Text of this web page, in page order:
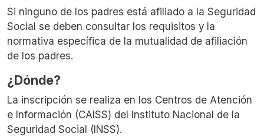
Si ninguno de los padres está afiliado a la Seguridad
Social se deben consultar los requisitos y la
normativa específica de la mutualidad de afiliación
de los padres.
¿Dónde?
La inscripción se realiza en los Centros de Atención
e Información (CAISS) del Instituto Nacional de la
Seguridad Social (INSS).